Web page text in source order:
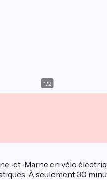
1/2
et-Marne en vélo
À seulement 30